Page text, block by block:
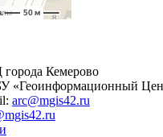
Кемерово
«Геоинформационный
arc@mgis42.ru